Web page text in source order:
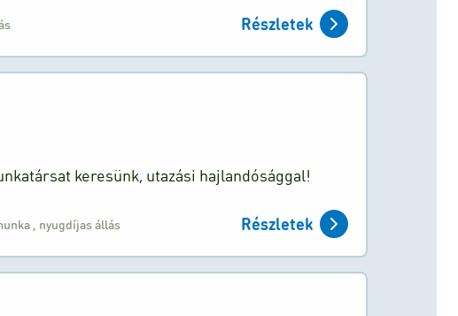
Részletek
keresünk, utazási hajlandósággal!
nyugdíjas állás Részletek